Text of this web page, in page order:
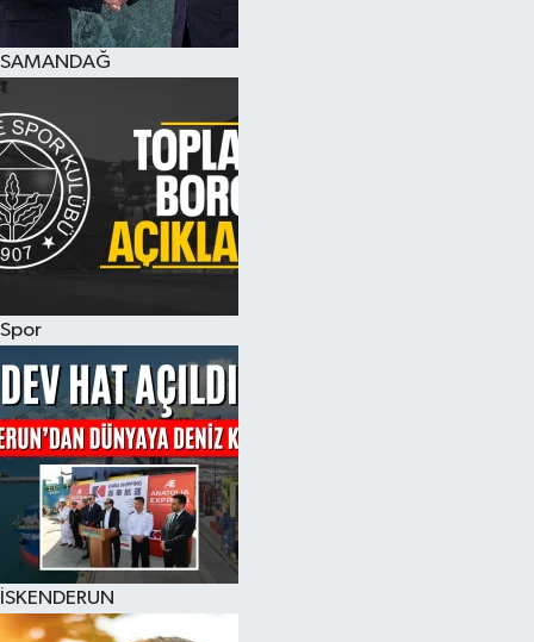
SAMANDAĞ
Spor
İSKENDERUN